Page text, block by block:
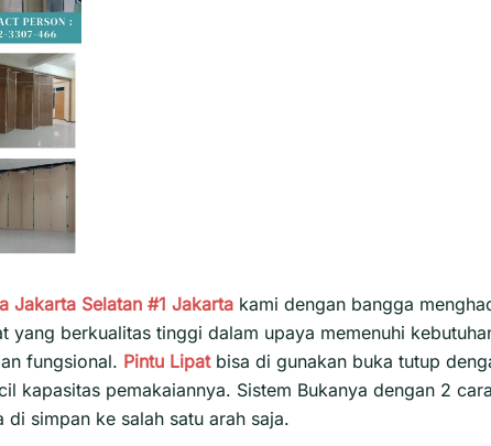
Jakarta Selatan #1 Jakarta kami dengan bangga
yang berkualitas tinggi dalam upaya memenuhi
fungsional. Pintu Lipat bisa di gunakan buka tutup
kapasitas pemakaiannya. Sistem Bukanya dengan 2
simpan ke salah satu arah saja.